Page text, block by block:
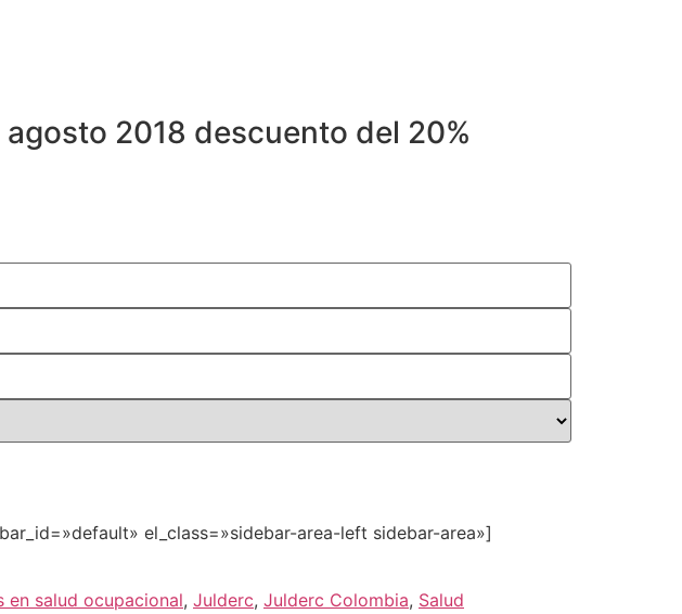
2018 descuento del 20%
el_class=»sidebar-area-left sidebar-area»]
en salud ocupacional, Julderc, Julderc Colombia, Salud